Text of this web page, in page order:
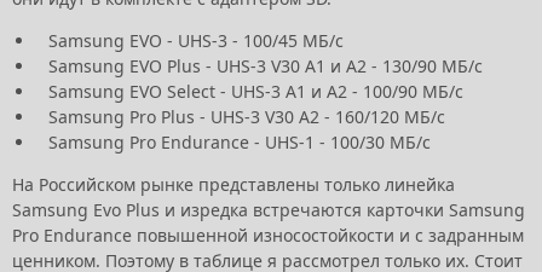
Samsung EVO - UHS-3 - 100/45 МБ/с
Samsung EVO Plus - UHS-3 V30 A1 и А2 - 130/90 МБ/с
Samsung EVO Select - UHS-3 A1 и А2 - 100/90 МБ/с
Samsung Pro Plus - UHS-3 V30 A2 - 160/120 МБ/с
Samsung Pro Endurance - UHS-1 - 100/30 МБ/с
На Российском рынке представлены только линейка
Samsung Evo Plus и изредка встречаются карточки Samsung
Pro Endurance повышенной износостойкости и с задранным
ценником. Поэтому в таблице я рассмотрел только их. Стоит